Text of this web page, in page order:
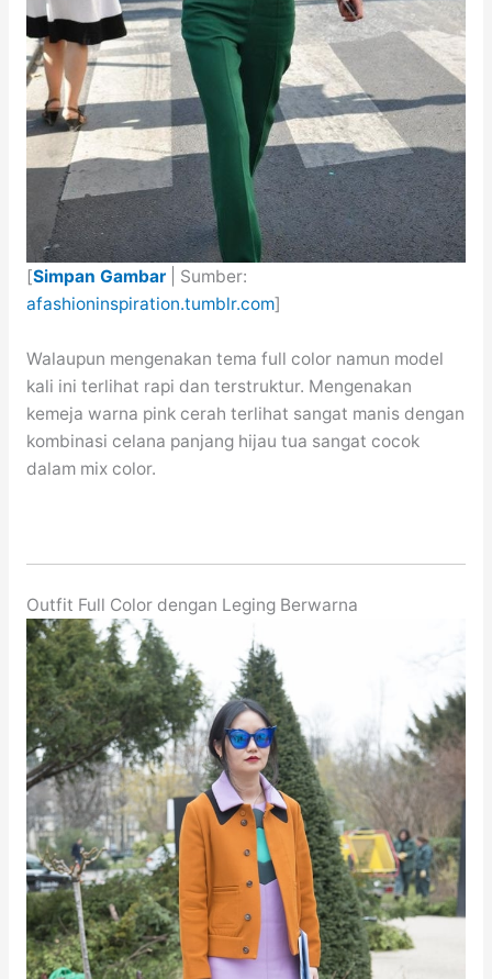
[Simpan Gambar| Sumber:
afashioninspiration.tumblr.com]
Walaupun mengenakan tema full color namun model
kali ini terlihat rapi dan terstruktur. Mengenakan
kemeja warna pink cerah terlihat sangat manis dengan
kombinasi celana panjang hijau tua sangat cocok
dalam mix color.
Outfit Full Color dengan Leging Berwarna